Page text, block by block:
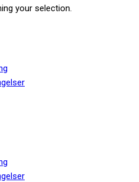
your selection.